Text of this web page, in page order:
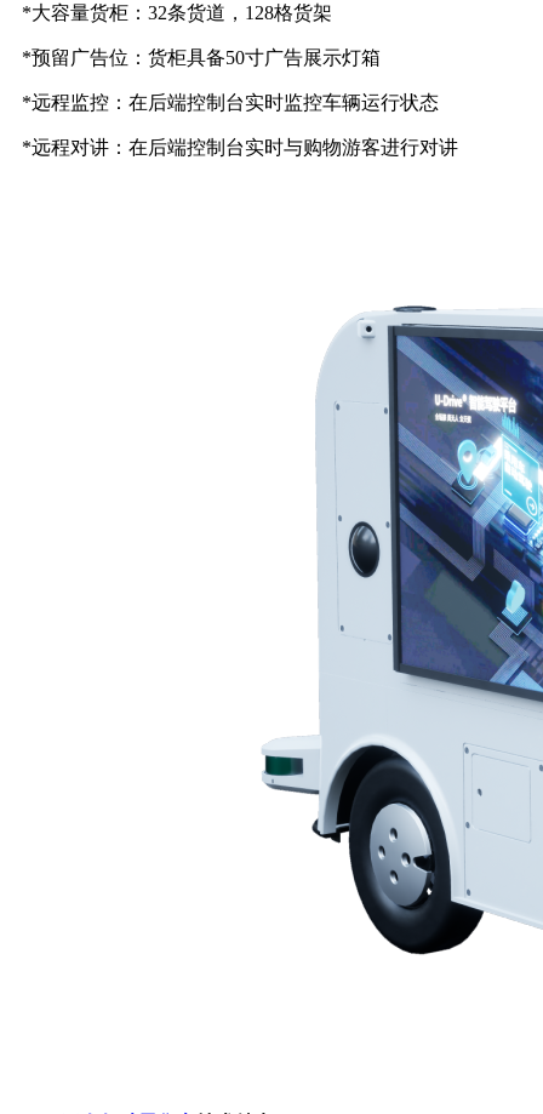
*大容量货柜：32条货道，128格货架
*预留广告位：货柜具备50寸广告展示灯箱
*远程监控：在后端控制台实时监控车辆运行状态
*远程对讲：在后端控制台实时与购物游客进行对讲